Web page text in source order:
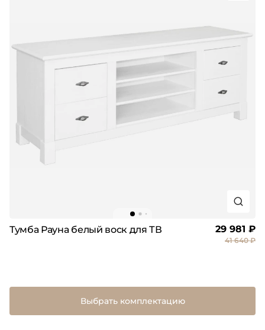
Тумба Рауна белый воск для ТВ 29 981 ₽
41 640 ₽
Выбрать комплектацию